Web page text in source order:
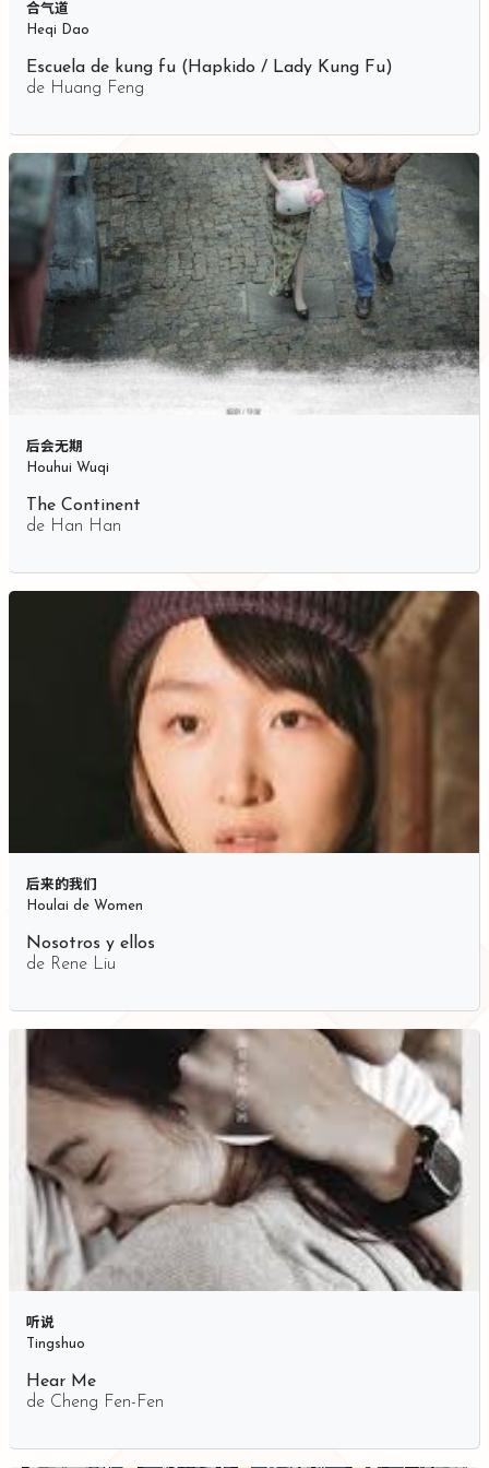
合气道
Heqi Dao
Escuela de kung fu (Hapkido / Lady Kung Fu)
de Huang Feng
后会无期
Houhui Wuqi
The Continent
de Han Han
后来的我们
Houlai de Women
Nosotros y ellos
de Rene Liu
听说
Tingshuo
Hear Me
de Cheng Fen-Fen